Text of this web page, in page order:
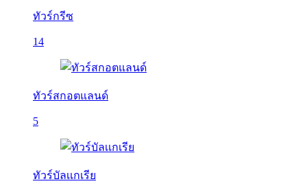
ทัวร์กรีซ
14
ทัวร์สกอตแลนด์
5
ทัวร์บัลเเกเรีย